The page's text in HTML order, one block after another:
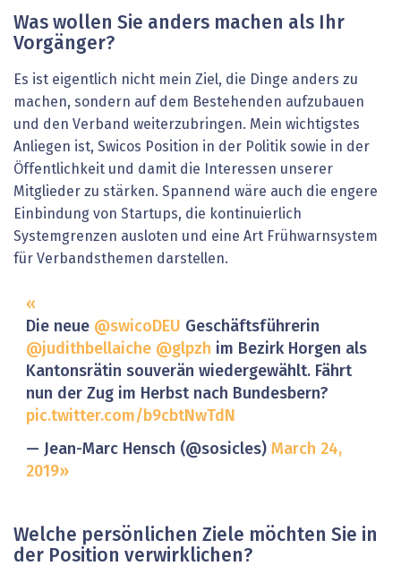
Was wollen Sie anders machen als Ihr
Vorgänger?
Es ist eigentlich nicht mein Ziel, die Dinge anders zu
machen, sondern auf dem Bestehenden aufzubauen
und den Verband weiterzubringen. Mein wichtigstes
Anliegen ist, Swicos Position in der Politik sowie in der
Öffentlichkeit und damit die Interessen unserer
Mitglieder zu stärken. Spannend wäre auch die engere
Einbindung von Startups, die kontinuierlich
Systemgrenzen ausloten und eine Art Frühwarnsystem
für Verbandsthemen darstellen.
Die neue @swicoDEU Geschäftsführerin
@judithbellaiche @glpzh im Bezirk Horgen als
Kantonsrätin souverän wiedergewählt. Fährt
nun der Zug im Herbst nach Bundesbern?
pic.twitter.com/b9cbtNwTdN
— Jean-Marc Hensch (@sosicles) March 24,
2019
Welche persönlichen Ziele möchten Sie in
der Position verwirklichen?